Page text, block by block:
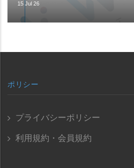
15 Jul 26
ポリシー
プライバシーポリシー
利用規約・会員規約